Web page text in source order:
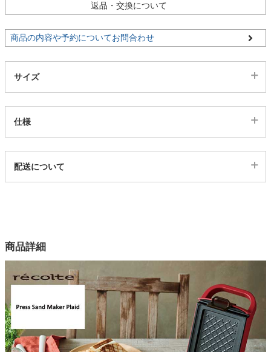
生活用品
キッチン用品
タワー
返品・交換について
商品の内容や予約についてお問合わせ
サイズ
仕様
25300149
3色
本体
アルミダイキャスト（ノンスティック加工）
配送について
商品詳細